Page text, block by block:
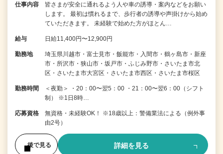
仕事内容
皆さまが安全に通れるよう人や車の誘導・案内などをお願い
します。 最初は慣れるまで、歩行者の誘導や声掛けから始め
ていただきます。 未経験で始めた方がほとん…
給与 日給11,400円〜12,900円
勤務地
埼玉県川越市・富士見市・飯能市・入間市・鶴ヶ島市・新座
市・所沢市・狭山市・坂戸市・ふじみ野市・さいたま市北
区・さいたま市大宮区・さいたま市西区・さいたま市桜区
勤務時間
＜夜勤＞ ・20：00〜翌5：00 ・21：00〜翌6：00（シフト
制） ※1日8時…
応募資格
無資格・未経験OK！ ※18歳以上：警備業法による（例外事
由2号）
後で見る 詳細を見る